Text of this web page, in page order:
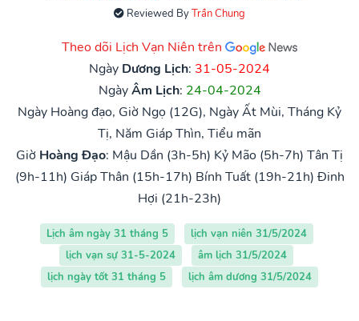
Reviewed ByTrần Chung
Theo dõi Lịch Vạn Niên trên
Ngày Dương Lịch: 31-05-2024
NgàyÂm Lịch: 24-04-2024
Ngày Hoàng đạo, Giờ Ngọ (12G), Ngày Ất Mùi, Tháng Kỷ
Tị, Năm Giáp Thìn, Tiểu mãn
Giờ Hoàng Đạo: Mậu Dần (3h-5h) Kỷ Mão (5h-7h) Tân Tị
(9h-11h) Giáp Thân (15h-17h) Bính Tuất (19h-21h) Đinh
Hợi (21h-23h)
Lịch âm ngày 31 tháng 5
lịch vạn niên 31/5/2024
lịch vạn sự 31-5-2024
âm lịch 31/5/2024
lịch ngày tốt 31 tháng 5
lịch âm dương 31/5/2024